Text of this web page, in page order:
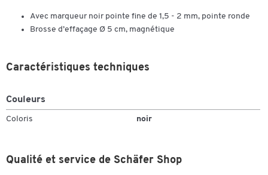
Avec marqueur noir pointe fine de 1,5 - 2 mm, pointe ronde
Brosse d’effaçage Ø 5 cm, magnétique
Caractéristiques techniques
Couleurs
Coloris noir
Qualité et service de Schäfer Shop